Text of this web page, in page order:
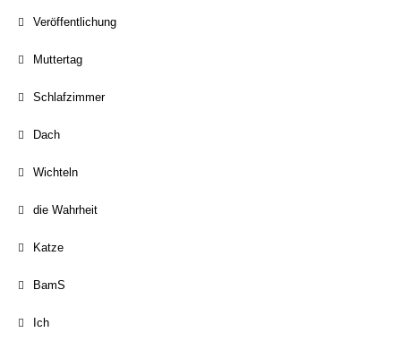
Veröffentlichung
Muttertag
Schlafzimmer
Dach
Wichteln
die Wahrheit
Katze
BamS
Ich